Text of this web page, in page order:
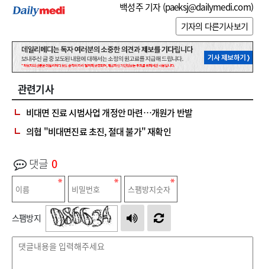
백성주 기자 (paeksj@dailymedi.com)
기자의 다른기사보기
관련기사
비대면 진료 시범사업 개정안 마련…개원가 반발
의협 "비대면진료 초진, 절대 불가" 재확인
댓글 0
스팸방지